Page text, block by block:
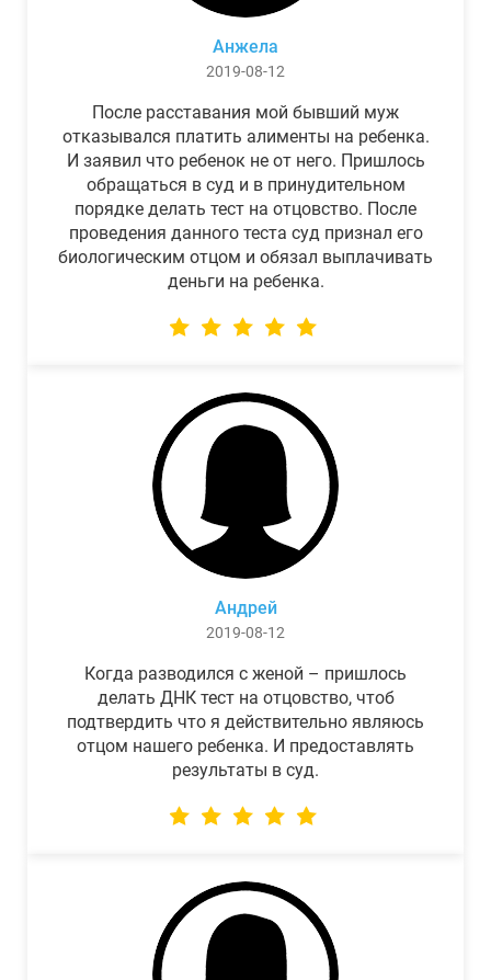
Анжела
2019-08-12
После расставания мой бывший муж
отказывался платить алименты на ребенка.
И заявил что ребенок не от него. Пришлось
обращаться в суд и в принудительном
порядке делать тест на отцовство. После
проведения данного теста суд признал его
биологическим отцом и обязал выплачивать
деньги на ребенка.
Андрей
2019-08-12
Когда разводился с женой – пришлось
делать ДНК тест на отцовство, чтоб
подтвердить что я действительно являюсь
отцом нашего ребенка. И предоставлять
результаты в суд.